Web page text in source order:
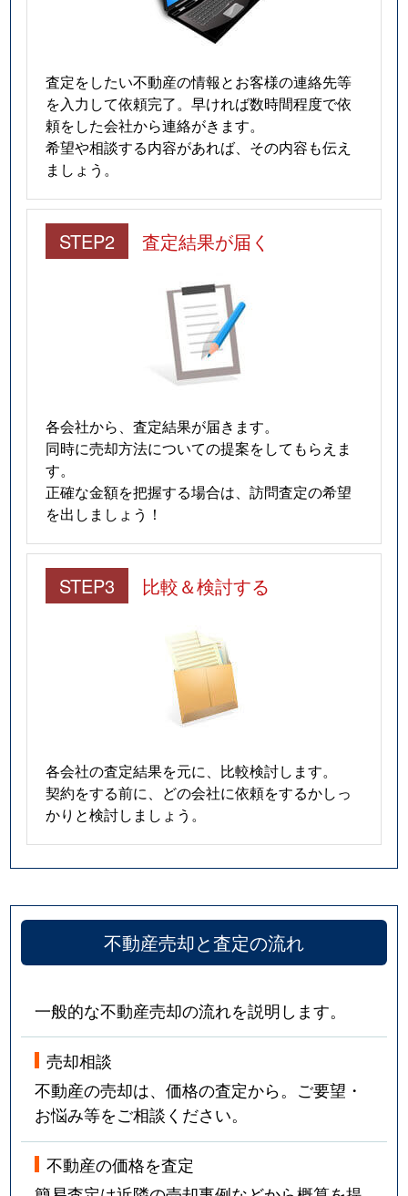
査定をしたい不動産の情報とお客様の連絡先等
を入力して依頼完了。早ければ数時間程度で依
頼をした会社から連絡がきます。
希望や相談する内容があれば、その内容も伝え
ましょう。
STEP2 査定結果が届く
各会社から、査定結果が届きます。
同時に売却方法についての提案をしてもらえま
す。
正確な金額を把握する場合は、訪問査定の希望
を出しましょう！
STEP3 比較＆検討する
各会社の査定結果を元に、比較検討します。
契約をする前に、どの会社に依頼をするかしっ
かりと検討しましょう。
不動産売却と査定の流れ
一般的な不動産売却の流れを説明します。
売却相談
不動産の売却は、価格の査定から。ご要望・
お悩み等をご相談ください。
不動産の価格を査定